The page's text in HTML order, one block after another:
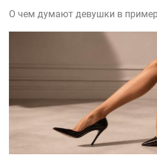
О чем думают девушки в